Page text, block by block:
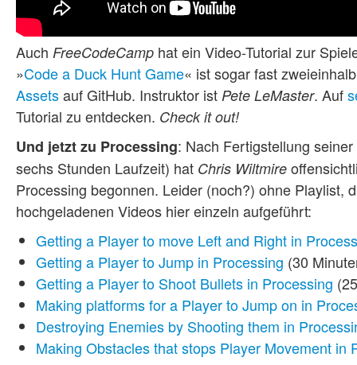
Auch FreeCodeCamp hat ein Video-Tutorial zur
»Code a Duck Hunt Game« ist sogar fast
Assetsauf GitHub. Instruktor ist Pete LeMaster. Auf
Tutorial zu entdecken. Check it out!
Und jetzt zu Processing: Nach Fertigstellung
sechs Stunden Laufzeit) hat Chris Wiltmire
Processing begonnen. Leider (noch?) ohne Playlist,
hochgeladenen Videos hier einzeln aufgeführt:
Getting a Player to move Left and Right in
Getting a Player to Jump in Processing (30
Getting a Player to Shoot Bullets in Processing
Making platforms for a Player to Jump on in
Destroying Enemies by Shooting them in
Making Obstacles that stops Player Movement in